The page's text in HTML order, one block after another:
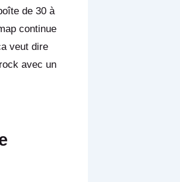
de 30 à
continue
veut dire
avec un